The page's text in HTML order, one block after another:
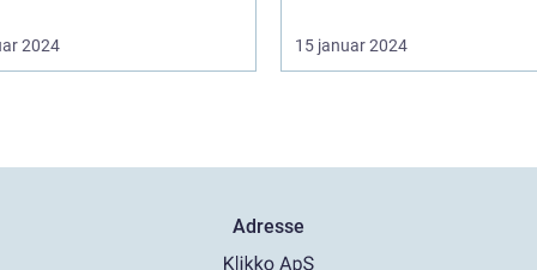
2024 15 januar 2024
Adresse